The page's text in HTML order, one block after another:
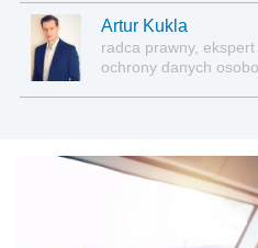
Artur Kukla
radca prawny,
ochrony danych